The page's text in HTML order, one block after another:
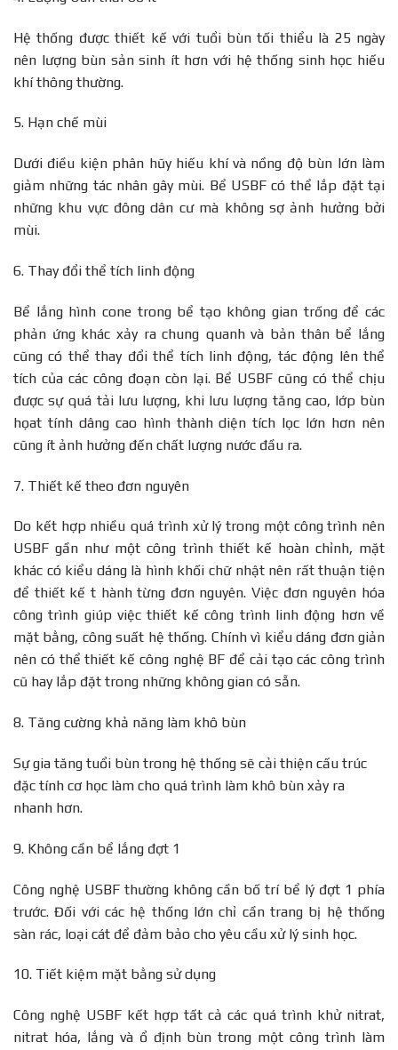
Hệ thống được thiết kế với tuổi bùn tối thiểu là 25 ngày
nên lượng bùn sản sinh ít hơn với hệ thống sinh học hiếu
khí thông thường.
5. Hạn chế mùi
Dưới điều kiện phân hũy hiếu khí và nồng độ bùn lớn làm
giảm những tác nhân gây mùi. Bể USBF có thể lắp đặt tại
những khu vực đông dân cư mà không sợ ảnh hưởng bởi
mùi.
6. Thay đổi thể tích linh động
Bể lắng hình cone trong bể tạo không gian trống để các
phản ứng khác xảy ra chung quanh và bản thân bể lắng
cũng có thể thay đổi thể tích linh động, tác động lên thể
tích của các công đoạn còn lại. Bể USBF cũng có thể chịu
được sự quá tải lưu lượng, khi lưu lượng tăng cao, lớp bùn
họat tính dâng cao hình thành diện tích lọc lớn hơn nên
cũng ít ảnh hưởng đến chất lượng nước đầu ra.
7. Thiết kế theo đơn nguyên
Do kết hợp nhiều quá trình xử lý trong một công trình nên
USBF gần như một công trình thiết kế hoàn chỉnh, mặt
khác có kiểu dáng là hình khối chữ nhật nên rất thuận tiện
để thiết kế t hành từng đơn nguyên. Việc đơn nguyên hóa
công trình giúp việc thiết kế công trình linh động hơn về
mặt bằng, công suất hệ thống. Chính vì kiểu dáng đơn giản
nên có thể thiết kế công nghệ BF để cải tạo các công trình
cũ hay lắp đặt trong những không gian có sẵn.
8. Tăng cường khả năng làm khô bùn
Sự gia tăng tuổi bùn trong hệ thống sẽ cải thiện cấu trúc
đặc tính cơ học làm cho quá trình làm khô bùn xảy ra
nhanh hơn.
9. Không cần bể lắng đợt 1
Công nghệ USBF thường không cần bố trí bể lý đợt 1 phía
trước. Đối với các hệ thống lớn chỉ cần trang bị hệ thống
sàn rác, loại cát để đảm bảo cho yêu cầu xử lý sinh học.
10. Tiết kiệm mặt bằng sử dụng
Công nghệ USBF kết hợp tất cả các quá trình khử nitrat,
nitrat hóa, lắng và ổ định bùn trong một công trình làm